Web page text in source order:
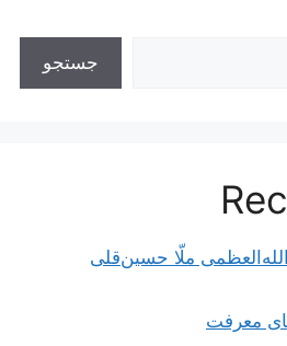
جستجو
ملّا حسین‌قلی
معرفت